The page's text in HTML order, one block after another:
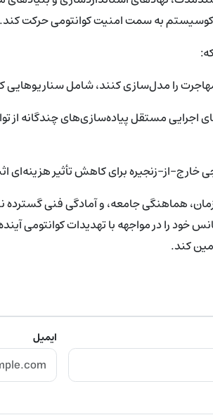
اکوسیستم به سمت امنیت کوانتومی حرکت کند.
را مدل‌سازی کنند، شامل سناریوهایی
اجرایی مستقل پیاده‌سازی‌های چندگانه از
خارج-از-زنجیره برای کاهش تأثیر هزینه‌ای
هماهنگی جامعه، و آمادگی فنی گسترده
خود را در مواجهه با تهدیدات کوانتومی
کند.
ایمیل